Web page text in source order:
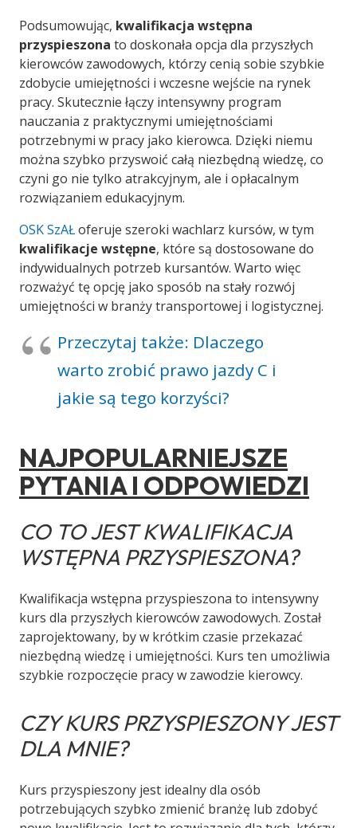
Podsumowując, kwalifikacja wstępna
przyspieszona to doskonała opcja dla przyszłych
kierowców zawodowych, którzy cenią sobie szybkie
zdobycie umiejętności i wczesne wejście na rynek
pracy. Skutecznie łączy intensywny program
nauczania z praktycznymi umiejętnościami
potrzebnymi w pracy jako kierowca. Dzięki niemu
można szybko przyswoić całą niezbędną wiedzę, co
czyni go nie tylko atrakcyjnym, ale i opłacalnym
rozwiązaniem edukacyjnym.
OSK SzAŁoferuje szeroki wachlarz kursów, w tym
kwalifikacje wstępne, które są dostosowane do
indywidualnych potrzeb kursantów. Warto więc
rozważyć tę opcję jako sposób na stały rozwój
umiejętności w branży transportowej i logistycznej.
Przeczytaj także: Dlaczego
warto zrobić prawo jazdy C i
jakie są tego korzyści?
NAJPOPULARNIEJSZE
PYTANIA I ODPOWIEDZI
CO TO JEST KWALIFIKACJA
WSTĘPNA PRZYSPIESZONA?
Kwalifikacja wstępna przyspieszona to intensywny
kurs dla przyszłych kierowców zawodowych. Został
zaprojektowany, by w krótkim czasie przekazać
niezbędną wiedzę i umiejętności. Kurs ten umożliwia
szybkie rozpoczęcie pracy w zawodzie kierowcy.
CZY KURS PRZYSPIESZONY JEST
DLA MNIE?
Kurs przyspieszony jest idealny dla osób
potrzebujących szybko zmienić branżę lub zdobyć